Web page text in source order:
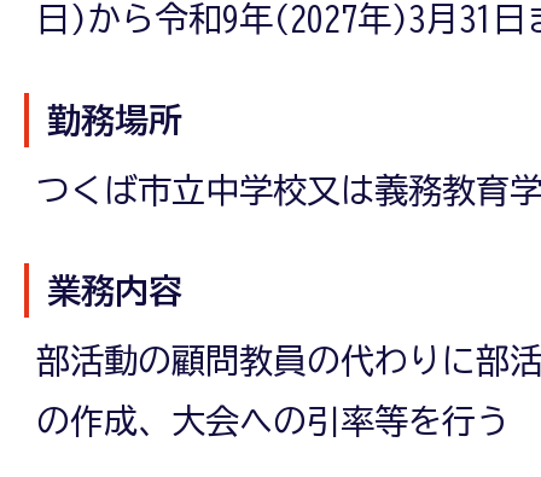
日)から令和9年(2027年)3月31日
勤務場所
つくば市立中学校又は義務教育
業務内容
部活動の顧問教員の代わりに部
の作成、大会への引率等を行う